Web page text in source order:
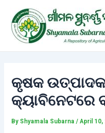
content
କୃଷକ
କ୍ୟାବିନେଟରେ
By Shyamala Subarna/April 10,
navigation